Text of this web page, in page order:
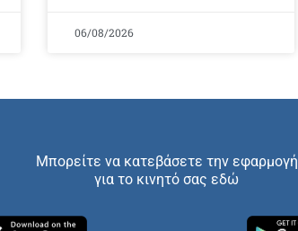
06/08/2026
Μπορείτε να κατεβάσετε την εφαρμογή
για το κινητό σας εδώ